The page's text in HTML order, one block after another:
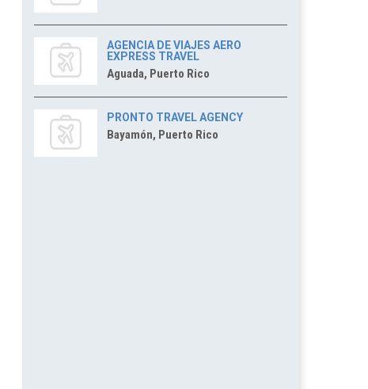
AGENCIA DE VIAJES AERO
EXPRESS TRAVEL
Aguada, Puerto Rico
PRONTO TRAVEL AGENCY
Bayamón, Puerto Rico